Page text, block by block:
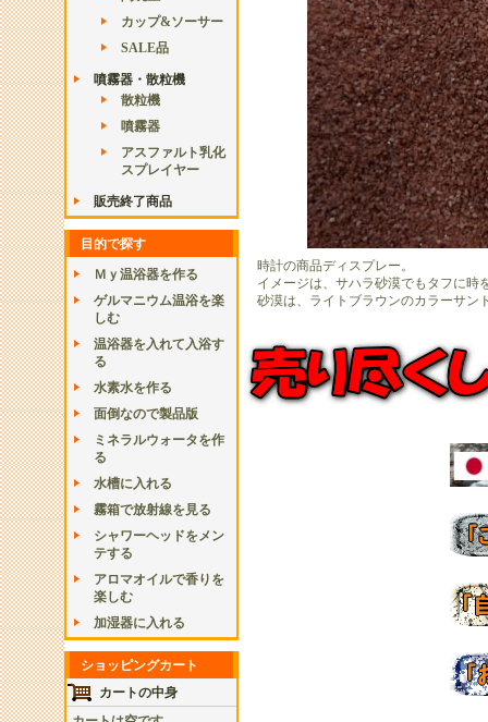
カップ&ソーサー
SALE品
噴霧器・散粒機
散粒機
噴霧器
アスファルト乳化
スプレイヤー
販売終了商品
目的で探す
Ｍｙ温浴器を作る
ゲルマニウム温浴を楽
しむ
温浴器を入れて入浴す
る
水素水を作る
面倒なので製品版
ミネラルウォータを作
る
水槽に入れる
霧箱で放射線を見る
シャワーヘッドをメン
テする
アロマオイルで香りを
楽しむ
加湿器に入れる
ショッピングカート
カートの中身
時計の商品ディスプレー。
イメージは、サハラ砂漠でもタフに時
砂漠は、ライトブラウンのカラーサン